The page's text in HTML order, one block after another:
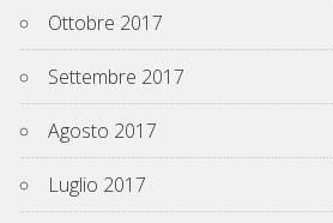
Ottobre 2017
Settembre 2017
Agosto 2017
Luglio 2017